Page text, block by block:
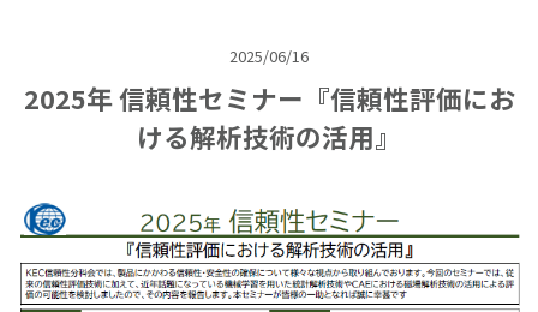
2025/06/16
2025年 信頼性セミナー『信頼性評価にお
ける解析技術の活用』